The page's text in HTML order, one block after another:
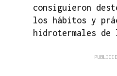
consiguieron
los hábitos y
hidrotermales de